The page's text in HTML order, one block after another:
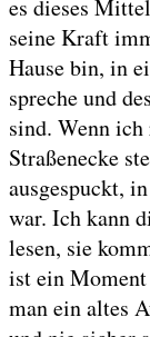
es dieses
seine Kraft
Hause bin, in
spreche und
sind. Wenn
Straßenecke
ausgespuckt,
war. Ich kann
lesen, sie
ist ein
man ein altes